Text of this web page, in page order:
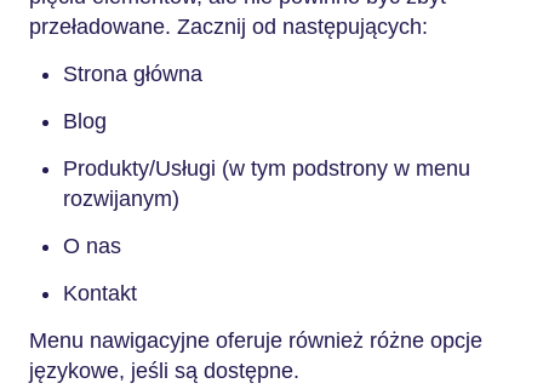
przeładowane. Zacznij od następujących:
Strona główna
Blog
Produkty/Usługi (w tym podstrony w menu
rozwijanym)
O nas
Kontakt
Menu nawigacyjne oferuje również różne opcje
językowe, jeśli są dostępne.